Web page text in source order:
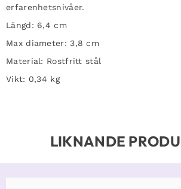
erfarenhetsnivåer.
Längd: 6,4 cm
Max diameter: 3,8 cm
Material: Rostfritt stål
Vikt: 0,34 kg
LIKNANDE